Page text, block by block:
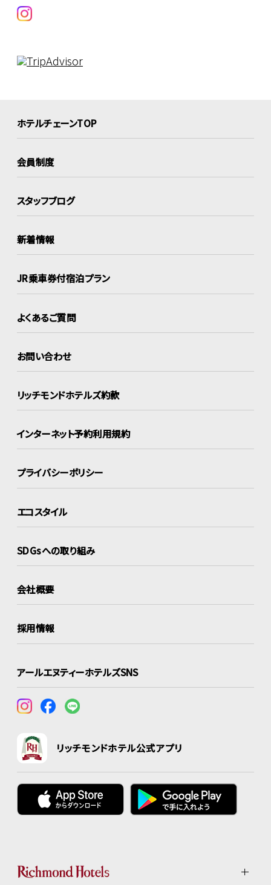
ホテルチェーンTOP
会員制度
スタッフブログ
新着情報
JR乗車券付宿泊プラン
よくあるご質問
お問い合わせ
リッチモンドホテルズ約款
インターネット予約利用規約
プライバシーポリシー
エコスタイル
SDGsへの取り組み
会社概要
採用情報
アールエヌティーホテルズSNS
リッチモンドホテル公式アプリ